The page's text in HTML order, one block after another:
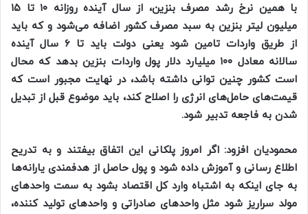
با همین نرخ رشد مصرف بنزین، از سال آینده روزانه ۱۰ تا ۱۵
میلیون لیتر بنزین به سبد مصرف کشور اضافه می‌شود و که باید
از طریق واردات تامین شود یعنی دولت باید تا ۶ سال آینده
سالانه معادل ۱۰۰ میلیارد دلار پول واردات بنزین بدهد که محال
است کشور چنین توانی داشته باشد، در نهایت مجبور است که
قیمت‌های حامل‌های انرژی را اصلاح کند، باید موضوع قبل از تبدیل
شدن به فاجعه تدبیر شود.
محمودیان افزود: اگر امروز پلکانی این اتفاق بیفتند و به تدریح
اطلاع رسانی و آموزش داده شود و پول حاصل از هدفمندی یارانه‌ها
به جای اینکه به اشتباه وارد کل اقتصاد بشود به سمت واحد‌های
مولد سراریز شود مثل واحد‌های صادراتی و واحد‌های تولید کننده،